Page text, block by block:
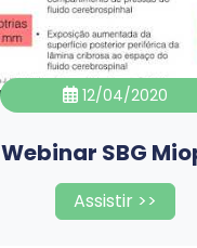
12/04/2020
Webinar SBG
Assistir >>